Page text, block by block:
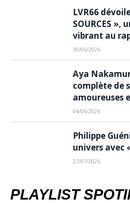
LVR66
SOURCES »,
vibrant au
30/06/2026
Aya
complète de
amoureuses
04/06/2026
Philippe
univers avec
27/07/2026
PLAYLIST